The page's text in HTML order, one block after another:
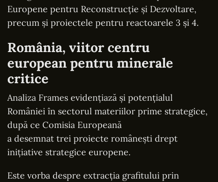
Europene pentru Reconstrucție și Dezvoltare,
precum și proiectele pentru reactoarele 3 și 4.
România, viitor centru
european pentru minerale
critice
Analiza Frames evidențiază și potențialul
României în sectorul materiilor prime strategice,
după ce Comisia Europeană
a desemnat trei proiecte românești drept
inițiative strategice europene.
Este vorba despre extracția grafitului prin